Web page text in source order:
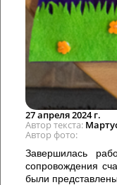
27 апреля 2024 г.
Автор текста
Автор фото
Завершилась
сопровождения
были